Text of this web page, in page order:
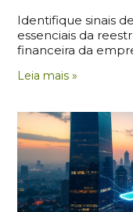
Identifique sinais
essenciais da
financeira da
Leia mais »